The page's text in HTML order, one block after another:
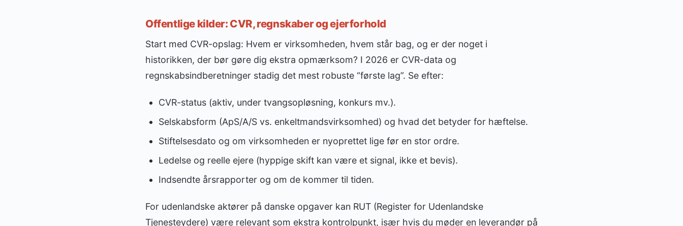
Offentlige kilder: CVR, regnskaber og ejerforhold
Start med CVR-opslag: Hvem er virksomheden, hvem står bag, og er der noget i
historikken, der bør gøre dig ekstra opmærksom? I 2026 er CVR-data og
regnskabsindberetninger stadig det mest robuste “første lag”. Se efter:
CVR-status (aktiv, under tvangsopløsning, konkurs mv.).
Selskabsform (ApS/A/S vs. enkeltmandsvirksomhed) og hvad det betyder for hæftelse.
Stiftelsesdato og om virksomheden er nyoprettet lige før en stor ordre.
Ledelse og reelle ejere (hyppige skift kan være et signal, ikke et bevis).
Indsendte årsrapporter og om de kommer til tiden.
For udenlandske aktører på danske opgaver kan RUT (Register for Udenlandske
Tjenesteydere) være relevant som ekstra kontrolpunkt, især hvis du møder en leverandør på